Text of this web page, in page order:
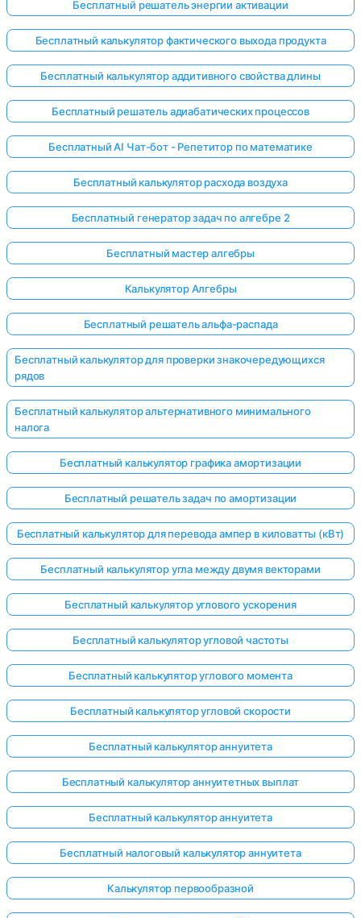
Бесплатный решатель энергии активации
Бесплатный калькулятор фактического выхода продукта
Бесплатный калькулятор аддитивного свойства длины
Бесплатный решатель адиабатических процессов
Бесплатный AI Чат-бот - Репетитор по математике
Бесплатный калькулятор расхода воздуха
Бесплатный генератор задач по алгебре 2
Бесплатный мастер алгебры
Калькулятор Алгебры
Бесплатный решатель альфа-распада
Бесплатный калькулятор для проверки знакочередующихся
рядов
Бесплатный калькулятор альтернативного минимального
налога
Бесплатный калькулятор графика амортизации
Бесплатный решатель задач по амортизации
Бесплатный калькулятор для перевода ампер в киловатты (кВт)
Бесплатный калькулятор угла между двумя векторами
Бесплатный калькулятор углового ускорения
Бесплатный калькулятор угловой частоты
Бесплатный калькулятор углового момента
Бесплатный калькулятор угловой скорости
Бесплатный калькулятор аннуитета
Бесплатный калькулятор аннуитетных выплат
Бесплатный калькулятор аннуитета
Бесплатный налоговый калькулятор аннуитета
Калькулятор первообразной